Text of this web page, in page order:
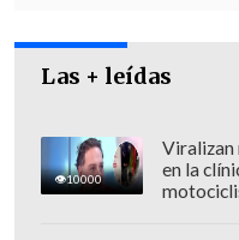
Las + leídas
10000
Viralizan
en la